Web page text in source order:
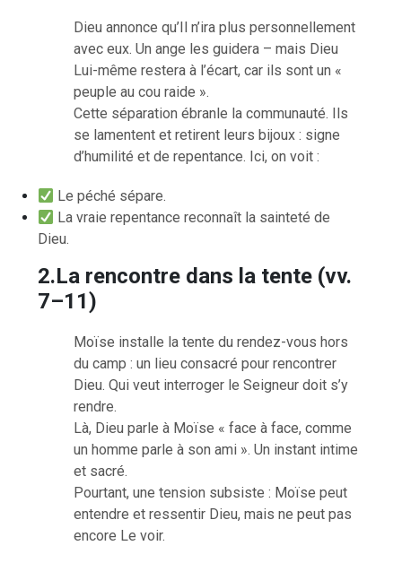
Dieu annonce qu’Il n’ira plus personnellement
avec eux. Un ange les guidera – mais Dieu
Lui-même restera à l’écart, car ils sont un «
peuple au cou raide ».
Cette séparation ébranle la communauté. Ils
se lamentent et retirent leurs bijoux : signe
d’humilité et de repentance. Ici, on voit :
Le péché sépare.
La vraie repentance reconnaît la sainteté de
Dieu.
2.La rencontre dans la tente (vv.
7–11)
Moïse installe la tente du rendez-vous hors
du camp : un lieu consacré pour rencontrer
Dieu. Qui veut interroger le Seigneur doit s’y
rendre.
Là, Dieu parle à Moïse « face à face, comme
un homme parle à son ami ». Un instant intime
et sacré.
Pourtant, une tension subsiste : Moïse peut
entendre et ressentir Dieu, mais ne peut pas
encore Le voir.